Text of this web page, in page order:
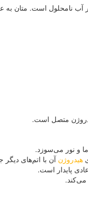
آب نامحلول است. متان
متصل است.
و نور می‌سوزد.
هیدروژنآن با اتم‌های دیگر
پایدار است.